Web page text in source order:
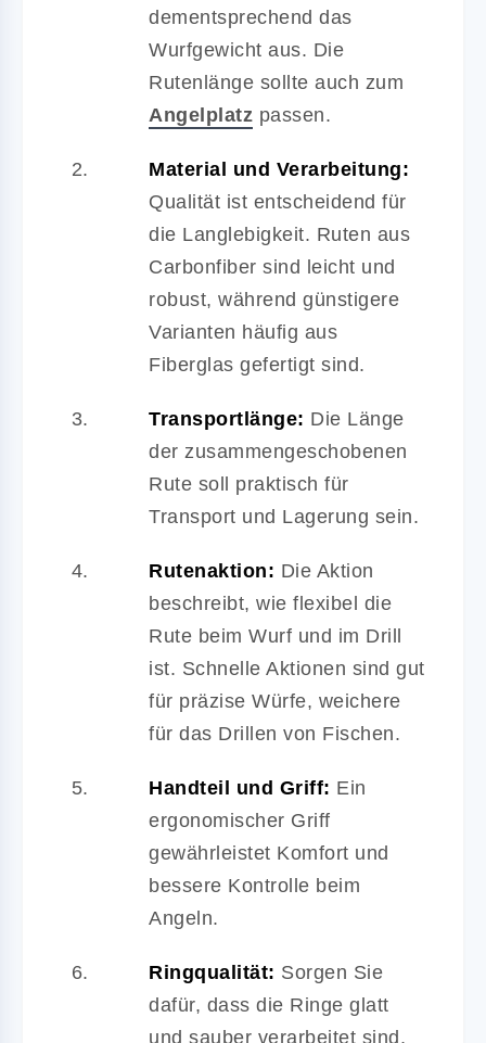
dementsprechend das
Wurfgewicht aus. Die
Rutenlänge sollte auch zum
Angelplatz passen.
Material und Verarbeitung:
Qualität ist entscheidend für
die Langlebigkeit. Ruten aus
Carbonfiber sind leicht und
robust, während günstigere
Varianten häufig aus
Fiberglas gefertigt sind.
Transportlänge: Die Länge
der zusammengeschobenen
Rute soll praktisch für
Transport und Lagerung sein.
Rutenaktion: Die Aktion
beschreibt, wie flexibel die
Rute beim Wurf und im Drill
ist. Schnelle Aktionen sind gut
für präzise Würfe, weichere
für das Drillen von Fischen.
Handteil und Griff: Ein
ergonomischer Griff
gewährleistet Komfort und
bessere Kontrolle beim
Angeln.
Ringqualität: Sorgen Sie
dafür, dass die Ringe glatt
und sauber verarbeitet sind,